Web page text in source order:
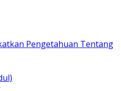
Pengetahuan Tentang